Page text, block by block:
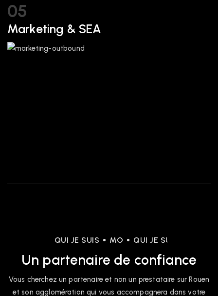
Marketing & SEA
05
QUI JE SUIS MO QUI JE SUIS
Un partenaire de confiance
Vous cherchez un partenaire et non un prestataire sur Rouen
et son agglomération qui vous accompagnera dans votre